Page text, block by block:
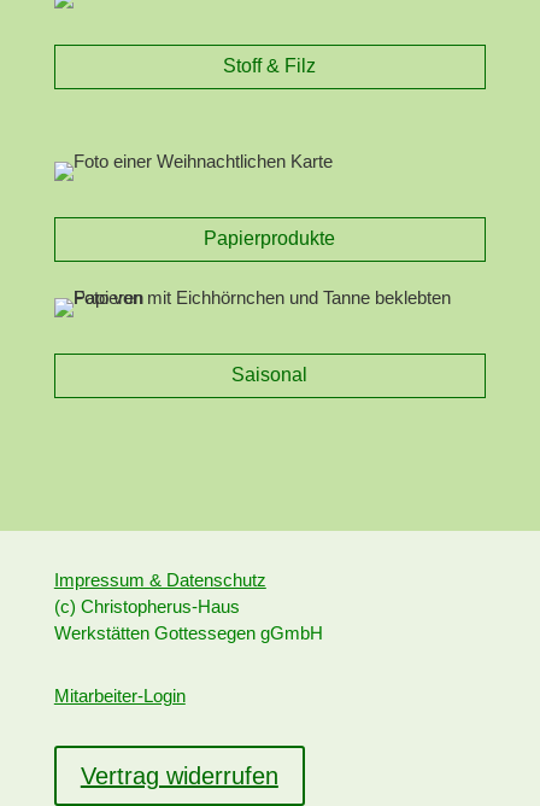
Stoff & Filz
Papierprodukte
Saisonal
Impressum & Datenschutz
(c) Christopherus-Haus
Werkstätten Gottessegen gGmbH
Mitarbeiter-Login
Vertrag widerrufen